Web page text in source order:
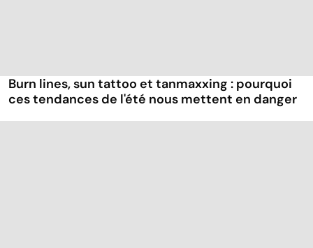
Burn lines, sun tattoo et tanmaxxing : pourquoi
ces tendances de l'été nous mettent en danger